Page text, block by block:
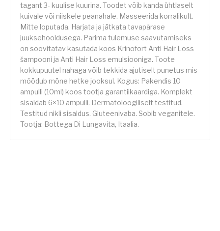
tagant 3- kuulise kuurina. Toodet võib kanda ühtlaselt
kuivale või niiskele peanahale. Masseerida korralikult.
Mitte loputada. Harjata ja jätkata tavapärase
juuksehooldusega. Parima tulemuse saavutamiseks
on soovitatav kasutada koos Krinofort Anti Hair Loss
šampooni ja Anti Hair Loss emulsiooniga. Toote
kokkupuutel nahaga võib tekkida ajutiselt punetus mis
möödub mõne hetke jooksul. Kogus: Pakendis 10
ampulli (10ml) koos tootja garantiikaardiga. Komplekt
sisaldab 6×10 ampulli. Dermatoloogiliselt testitud.
Testitud nikli sisaldus. Gluteenivaba. Sobib veganitele.
Tootja: Bottega Di Lungavita, Itaalia.